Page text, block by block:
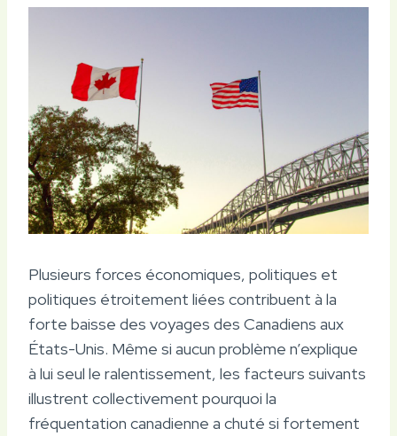
Plusieurs forces économiques, politiques et
politiques étroitement liées contribuent à la
forte baisse des voyages des Canadiens aux
États-Unis. Même si aucun problème n’explique
à lui seul le ralentissement, les facteurs suivants
illustrent collectivement pourquoi la
fréquentation canadienne a chuté si fortement